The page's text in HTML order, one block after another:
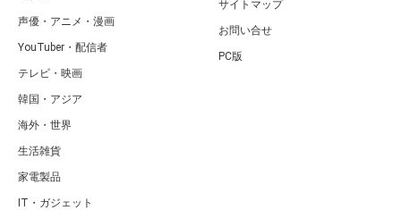
声優・アニメ・漫画
YouTuber・配信者
テレビ・映画
韓国・アジア
海外・世界
生活雑貨
家電製品
IT・ガジェット
サイトマップ
お問い合せ
PC版